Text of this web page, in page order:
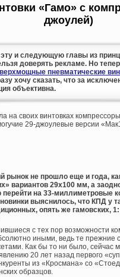
«Гамо» с
джоулей)
и следующую главы из
доверять рекламе. Но
пневматические
хочу сказать, что за
объективна.
на своих винтовках
29-джоулевые версии
рынок не прошло еще и года,
вариантов 29х100 мм, а
на 33-миллиметровые
выяснилось, что КПД у
опять же гамовских,
с тех пор возможности
иными, ведь те прежние
Как бы то ни было, сейчас
20 лет назад первого
из «Кросмана» со
образцов.